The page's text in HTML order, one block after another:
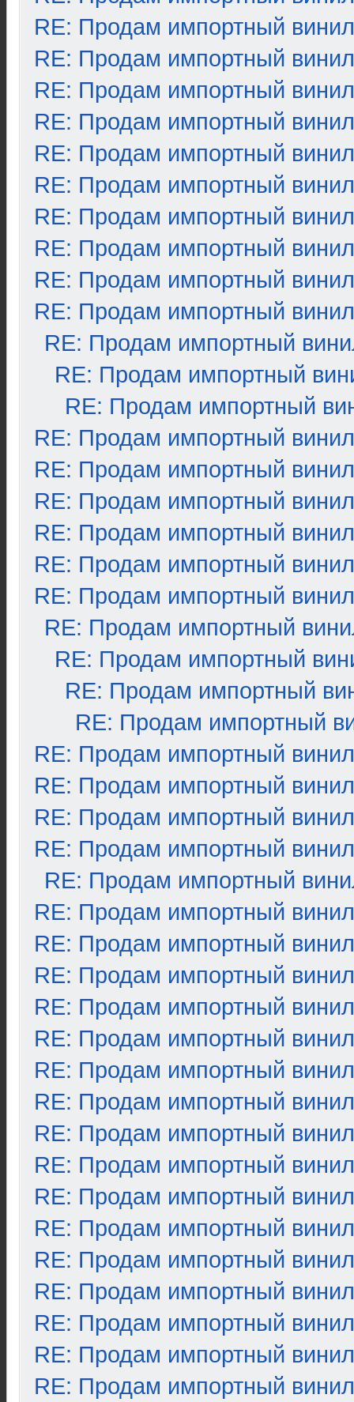
RE: Продам импортный винил
RE: Продам импортный винил
RE: Продам импортный винил
RE: Продам импортный винил
RE: Продам импортный винил
RE: Продам импортный винил
RE: Продам импортный винил
RE: Продам импортный винил
RE: Продам импортный винил
RE: Продам импортный винил
RE: Продам импортный
RE: Продам импортный
RE: Продам импортный
RE: Продам импортный винил
RE: Продам импортный винил
RE: Продам импортный винил
RE: Продам импортный винил
RE: Продам импортный винил
RE: Продам импортный винил
RE: Продам импортный
RE: Продам импортный
RE: Продам импортный
RE: Продам импортный
RE: Продам импортный винил
RE: Продам импортный винил
RE: Продам импортный винил
RE: Продам импортный винил
RE: Продам импортный
RE: Продам импортный винил
RE: Продам импортный винил
RE: Продам импортный винил
RE: Продам импортный винил
RE: Продам импортный винил
RE: Продам импортный винил
RE: Продам импортный винил
RE: Продам импортный винил
RE: Продам импортный винил
RE: Продам импортный винил
RE: Продам импортный винил
RE: Продам импортный винил
RE: Продам импортный винил
RE: Продам импортный винил
RE: Продам импортный винил
RE: Продам импортный винил